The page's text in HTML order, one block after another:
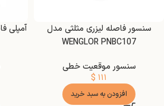
سنسور فاصله لیزری مثلثی مدل
WENGLOR PNBC107
سنسور موقعیت خطی
$ ۱۱۱
افزودن به سبد خرید